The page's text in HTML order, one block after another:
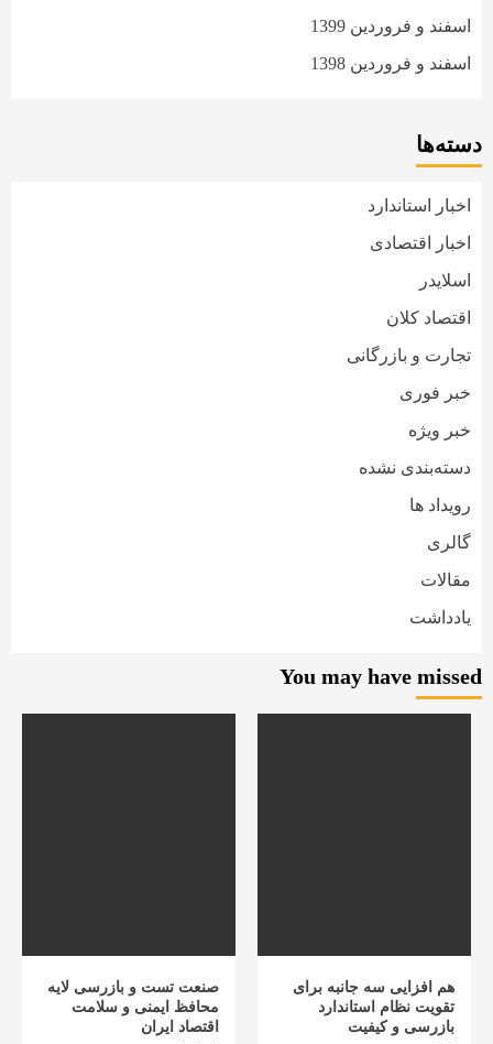
اسفند و فروردین 1399
اسفند و فروردین 1398
دسته‌ها
اخبار استاندارد
اخبار اقتصادی
اسلایدر
اقتصاد کلان
تجارت و بازرگانی
خبر فوری
خبر ویژه
دسته‌بندی نشده
رویداد ها
گالری
مقالات
یادداشت
You may have missed
هم افزایی سه جانبه برای
تقویت نظام استاندارد
بازرسی و کیفیت
صنعت تست و بازرسی لایه
محافظ ایمنی و سلامت
اقتصاد ایران